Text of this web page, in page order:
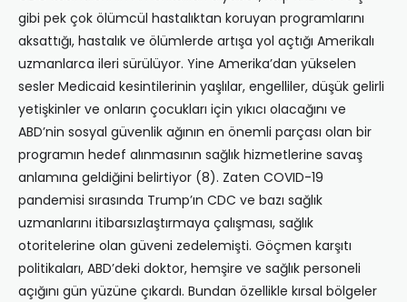
gibi pek çok ölümcül hastalıktan koruyan programlarını
aksattığı, hastalık ve ölümlerde artışa yol açtığı Amerikalı
uzmanlarca ileri sürülüyor. Yine Amerika’dan yükselen
sesler Medicaid kesintilerinin yaşlılar, engelliler, düşük gelirli
yetişkinler ve onların çocukları için yıkıcı olacağını ve
ABD’nin sosyal güvenlik ağının en önemli parçası olan bir
programın hedef alınmasının sağlık hizmetlerine savaş
anlamına geldiğini belirtiyor (8). Zaten COVID-19
pandemisi sırasında Trump’ın CDC ve bazı sağlık
uzmanlarını itibarsızlaştırmaya çalışması, sağlık
otoritelerine olan güveni zedelemişti. Göçmen karşıtı
politikaları, ABD’deki doktor, hemşire ve sağlık personeli
açığını gün yüzüne çıkardı. Bundan özellikle kırsal bölgeler